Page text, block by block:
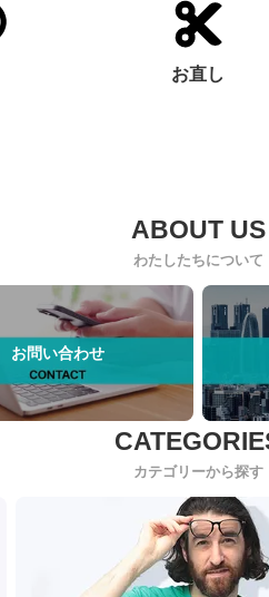
お直し
わたしたちについて
お問い合わせ
カテゴリーから探す